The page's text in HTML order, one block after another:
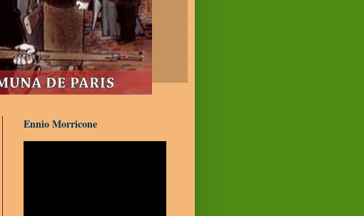
Ennio Morricone